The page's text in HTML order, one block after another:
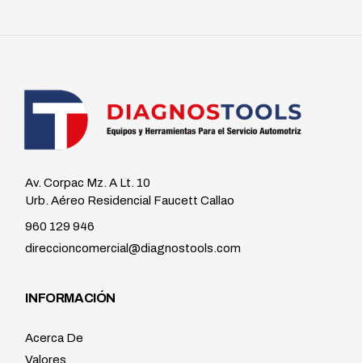
Av. Corpac Mz. A Lt. 10
Urb. Aéreo Residencial Faucett Callao
960 129 946
direccioncomercial@diagnostools.com
INFORMACIÓN
Acerca De
Valores